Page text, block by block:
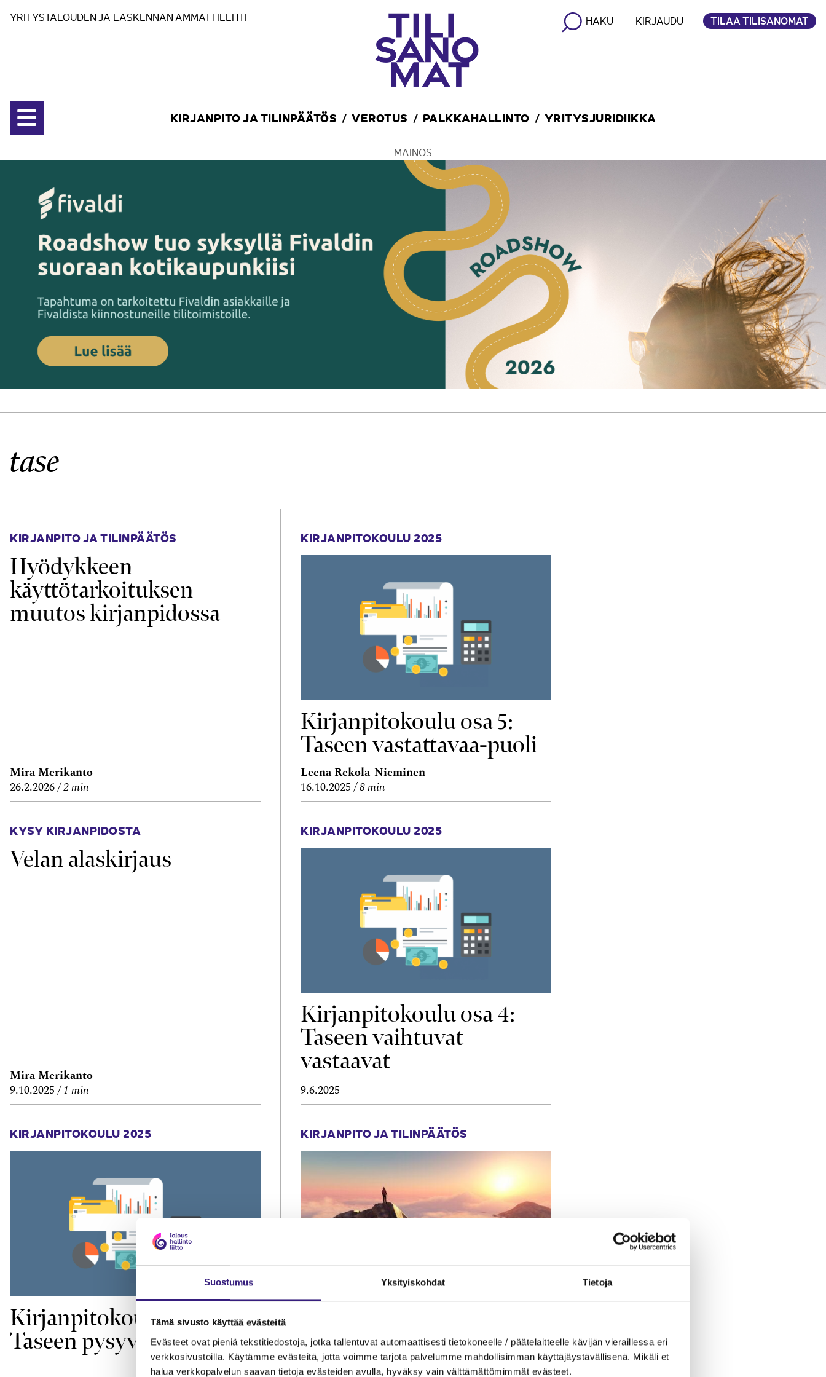
Suostumus Yksityiskohdat Tietoja
Tämä sivusto käyttää evästeitä
Evästeet ovat pieniä tekstitiedostoja, jotka tallentuvat automaattisesti tietokoneelle / päätelaitteelle kävijän vieraillessa eri
verkkosivustoilla. Käytämme evästeitä, jotta voimme tarjota palvelumme mahdollisimman käyttäjäystävällisenä. Mikäli et
halua verkkopalvelun saavan tietoja evästeiden avulla, hyväksy vain välttämättömimmät evästeet.
YRITYSTALOUDEN JA LASKENNAN AMMATTILEHTI HAKU KIRJAUDU TILAA TILISANOMAT
Avaa valikko
KIRJANPITO JA TILINPÄÄTÖS VEROTUS PALKKAHALLINTO YRITYSJURIDIIKKA
MAINOS
tase
KIRJANPITO JA TILINPÄÄTÖS
Hyödykkeen
käyttötarkoituksen
muutos kirjanpidossa
Mira Merikanto
26.2.2026 2 min
KIRJANPITOKOULU 2025
Kirjanpitokoulu osa 5:
Taseen vastattavaa-puoli
Leena Rekola-Nieminen
16.10.2025
8 min
KYSY KIRJANPIDOSTA
Velan alaskirjaus
Mira Merikanto
9.10.2025
1 min
KIRJANPITOKOULU 2025
Kirjanpitokoulu osa 4:
Taseen vaihtuvat
vastaavat
9.6.2025
KIRJANPITOKOULU 2025
Kirjanpitokoulu osa 3:
Taseen pysyvät vastaavat
KIRJANPITO JA TILINPÄÄTÖS
Tase­jatkuvuuden periaate
ja netottamis­kielto